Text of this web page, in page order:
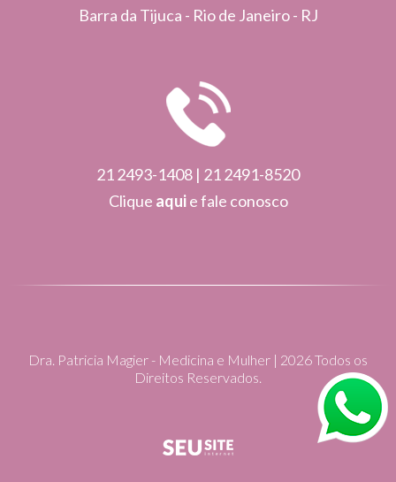
Barra da Tijuca - Rio de Janeiro - RJ
21 2493-1408 | 21 2491-8520
Clique aquie fale conosco
Dra. Patricia Magier - Medicina e Mulher | 2026 Todos os
Direitos Reservados.